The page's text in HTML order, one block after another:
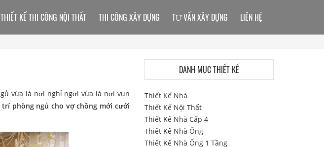
vừa là nơi nghỉ ngơi vừa là nơi vun
trí phòng ngủ cho vợ chồng mới cưới
THIẾT KẾ THI CÔNG NỘI THẤT THI CÔNG XÂY DỰNG TƯ VẤN XÂY DỰNG LIÊN HỆ
DANH MỤC THIẾT KẾ
Thiết Kế Nhà
Thiết Kế Nội Thất
Thiết Kế Nhà Cấp 4
Thiết Kế Nhà Ống
Thiết Kế Nhà Ống 1 Tầng